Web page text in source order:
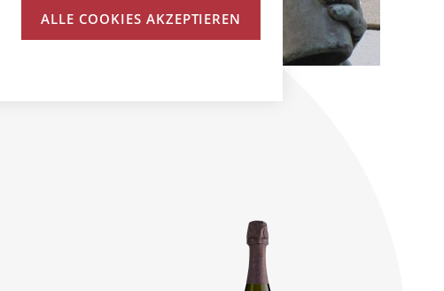
ALLE COOKIES AKZEPTIEREN